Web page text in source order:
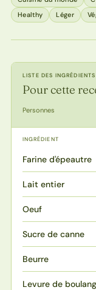
Healthy
Léger
LISTE DES INGRÉDIENTS
Pour cette
Personnes
INGRÉDIENT
Farine d'épeautre
Lait entier
Oeuf
Sucre de canne
Beurre
Levure de